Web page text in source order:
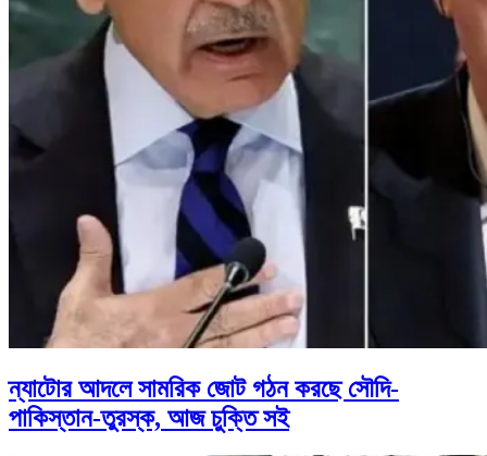
ন্যাটোর আদলে সামরিক জোট গঠন করছে সৌদি-
পাকিস্তান-তুরস্ক, আজ চুক্তি সই